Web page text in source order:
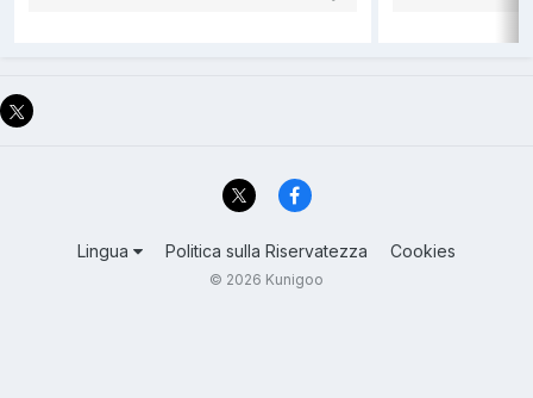
Lingua Politica sulla Riservatezza Cookies
© 2026 Kunigoo